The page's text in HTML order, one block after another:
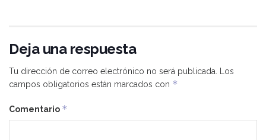
Deja una respuesta
Tu dirección de correo electrónico no será publicada. Los
campos obligatorios están marcados con *
Comentario *